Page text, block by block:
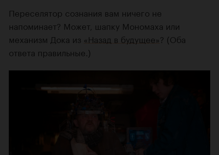
Переселятор сознания вам ничего не
напоминает? Может, шапку Мономаха или
механизм Дока из «Назад в будущее»? (Оба
ответа правильные.)